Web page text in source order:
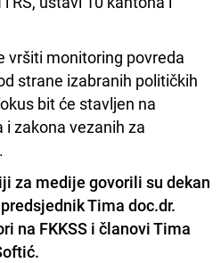
vršiti monitoring povreda
strane izabranih političkih
bit će stavljen na
zakona vezanih za
za medije govorili su dekan
Tima doc.dr.
na FKKSS i članovi Tima